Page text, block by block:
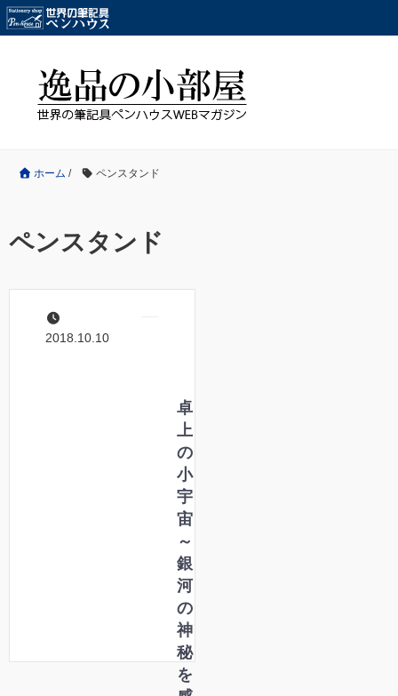
ホーム / ペンスタンド
ペンスタンド
2018.10.10
卓
上
の
小
宇
宙
～
銀
河
の
神
秘
を